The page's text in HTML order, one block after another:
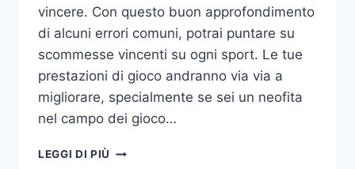
vincere. Con questo buon approfondimento
di alcuni errori comuni, potrai puntare su
scommesse vincenti su ogni sport. Le tue
prestazioni di gioco andranno via via a
migliorare, specialmente se sei un neofita
nel campo dei gioco…
LEGGI DI PIÙ GLI